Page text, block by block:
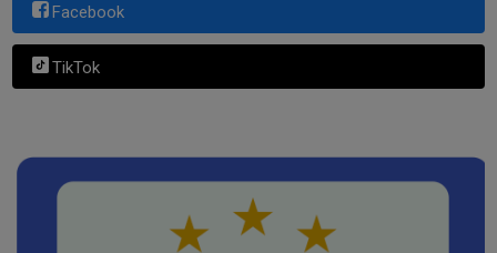
Facebook
TikTok